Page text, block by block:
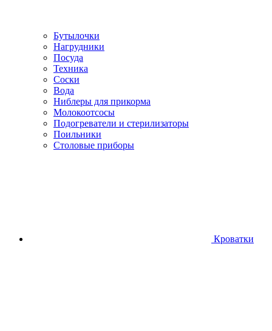
Бутылочки
Нагрудники
Посуда
Техника
Соски
Вода
Ниблеры для прикорма
Молокоотсосы
Подогреватели и стерилизаторы
Поильники
Столовые приборы
Кроватки